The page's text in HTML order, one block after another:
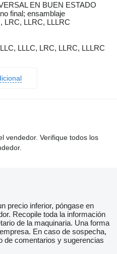
EN BUEN ESTADO
final; ensamblaje
LRC, LLRC, LLLRC
LLLC, LRC, LLRC, LLLRC
vendedor. Verifique todos los
precio inferior, póngase en
Recopile toda la información
de la maquinaria. Una forma
En caso de sospecha,
de comentarios y sugerencias